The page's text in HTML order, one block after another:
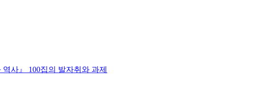
사』 100집의 발자취와 과제